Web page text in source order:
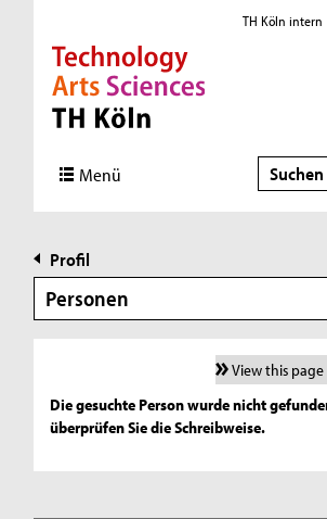
Direkt zur Hauptnavigation
Direkt zur Subnavigation
Direkt zum Inhalt
Direkt zum Fußbereich
TH Köln intern
Menü Suche
Profil
Personen
View this page
Die gesuchte Person wurde nicht
überprüfen Sie die Schreibweise.